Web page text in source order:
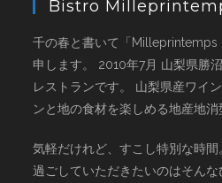
Bistro
千の春と書いて「Milleprintemps
申します。 2010年7月 山梨県勝
レストランです。 山梨県産ワイ
ンと地の食材を楽しめる地産地消
気軽だけれど、すこし特別な時間
過ごしていただきたいのはそんな